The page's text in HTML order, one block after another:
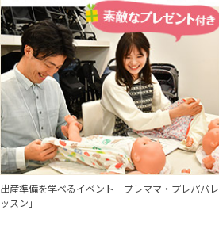
出産準備を学べるイベント「プレママ・プレパパレ
ッスン」